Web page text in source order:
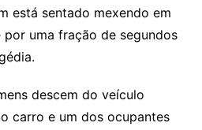
está sentado mexendo em
por uma fração de segundos
descem do veículo
carro e um dos ocupantes